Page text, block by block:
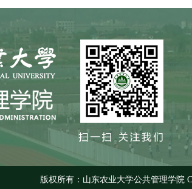
版权所有：山东农业大学公共管理学院